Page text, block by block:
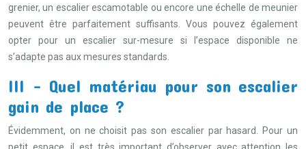
grenier, un escalier escamotable ou encore une échelle de meunier
peuvent être parfaitement suffisants. Vous pouvez également
opter pour un escalier sur-mesure si l’espace disponible ne
s’adapte pas aux mesures standards.
III – Quel matériau pour son escalier
gain de place ?
Évidemment, on ne choisit pas son escalier par hasard. Pour un